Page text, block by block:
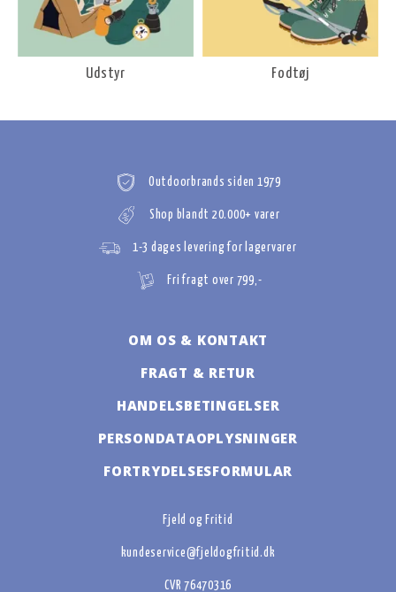
Udstyr Fodtøj
Outdoorbrands siden 1979
Shop blandt 20.000+ varer
1-3 dages levering for lagervarer
Fri fragt over 799,-
OM OS & KONTAKT
FRAGT & RETUR
HANDELSBETINGELSER
PERSONDATAOPLYSNINGER
FORTRYDELSESFORMULAR
Fjeld og Fritid
kundeservice@fjeldogfritid.dk
CVR 76470316